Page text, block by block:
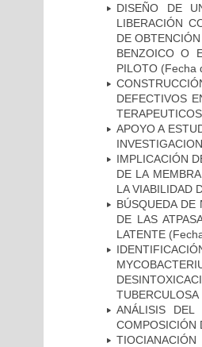
DISEÑO DE
LIBERACIÓN
DE
BENZOICO O
PILOTO (Fecha
DEFECTIVOS
APOYO A
IMPLICACIÓN
DE LA
LA VIABILIDAD
BÚSQUEDA DE
DE LAS
LATENTE
TUBERCULOSA
ANÁLISIS DEL
COMPOSICIÓN